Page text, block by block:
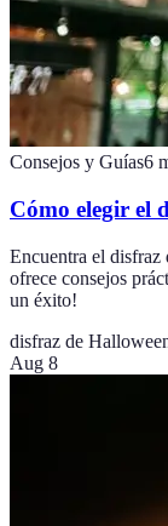
Consejos y Guías6
Cómo elegir el
Encuentra el disfraz
ofrece consejos
un éxito!
disfraz de
Aug 8